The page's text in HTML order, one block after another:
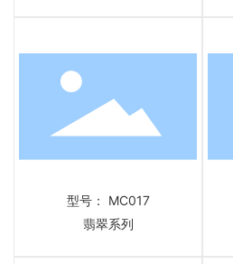
型号： MC017
翡翠系列